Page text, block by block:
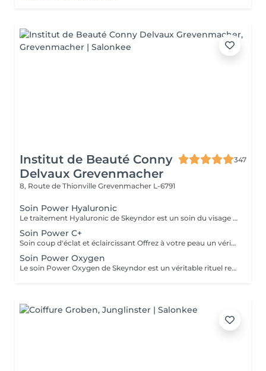
Institut de Beauté Conny
Delvaux Grevenmacher
347
8, Route de Thionville Grevenmacher L-6791
Soin Power Hyaluronic
Le traitement Hyaluronic de Skeyndor est un soin du visage qui utilise l'acide hyaluronique pour hydrater, raffermir et repulper la peau. Il revitalise les peaux sèches, lisse les ridules et améliore la texture de la peau grâce à une hydratation intense et à des ingrédients nourrissants.
Soin Power C+
Soin coup d'éclat et éclaircissant Offrez à votre peau un véritable bain de lumière avec ce soin d'exception. Sa synergie hautement concentrée en antioxydants revitalise intensément les peaux fatiguées, ternes et en manque d'éclat. Il aide à neutraliser les radicaux libres tout en renforçant la barrière cutanée pour une peau visiblement plus résistante et protégée. Résultat : le teint est sublimé, plus uniforme et éclatant, avec un effet bonne mine immédiat et durable.
Soin Power Oxygen
Le soin Power Oxygen de Skeyndor est un véritable rituel revitalisant, conçu pour infuser la peau en oxygène et lui redonner toute sa vitalité. Il stimule en profondeur la régénération cellulaire, optimise l'oxygénation cutanée et renforce la barrière protectrice de la peau. Résultat : la peau est intensément revitalisée, parfaitement hydratée et sublimée d'un éclat frais, lumineux et énergisant.